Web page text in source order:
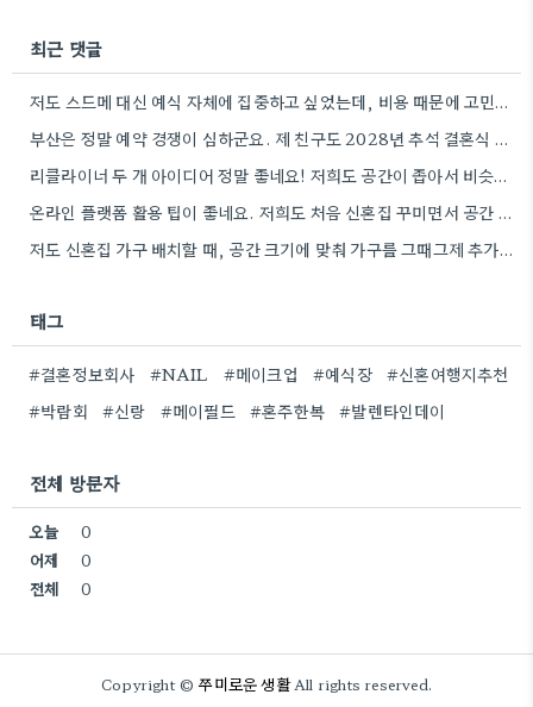
최근 댓글
저도 스드메 대신 예식 자체에 집중하고 싶었는데, 비용 때문에 고민이 많네요. 갤러리 웨딩도 한번 알아봐야겠어요.
부산은 정말 예약 경쟁이 심하군요. 제 친구도 2028년 추석 결혼식 때문에 거의 2년 전부터 문의를…
리클라이너 두 개 아이디어 정말 좋네요! 저희도 공간이 좁아서 비슷한 고민 많이 했었어요.
온라인 플랫폼 활용 팁이 좋네요. 저희도 처음 신혼집 꾸미면서 공간 배치 때문에 고민 많이 했었는데,…
저도 신혼집 가구 배치할 때, 공간 크기에 맞춰 가구를 그때그제 추가하는 게 훨씬 현실적이었어요. 특히…
태그
#결혼정보회사 #NAIL #메이크업 #예식장
#신혼여행지추천
#박람회
#신랑 #메이필드 #혼주한복 #발렌타인데이
전체 방문자
오늘
0
어제
0
전체
0
Copyright ©쭈미로운 생활All rights reserved.